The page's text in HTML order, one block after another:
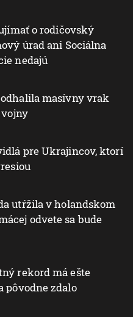
o rodičovský
úrad ani Sociálna
nedajú
masívny vrak
pre Ukrajincov, ktorí
utŕžila v holandskom
odvete sa bude
rekord má ešte
pôvodne zdalo